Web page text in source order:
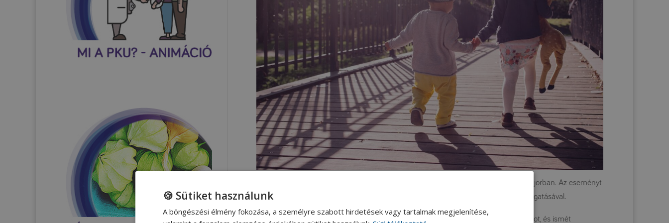
Júliusban nagy sikerrel zajlott le a 2023-as PKU tábor Kerekegyházán, a Kunsági Majorban. Az eseményt
a Magyarországi PKU Egyesület szervezte, többek között a Nutricia és az Alpro támogatásával.
A táborban Kiss Erika dietetikus készített a résztvevők számára számtalan finomságot, és ismét
🍪 Sütiket használunk
A böngészési élmény fokozása, a személyre szabott hirdetések vagy tartalmak megjelenítése,